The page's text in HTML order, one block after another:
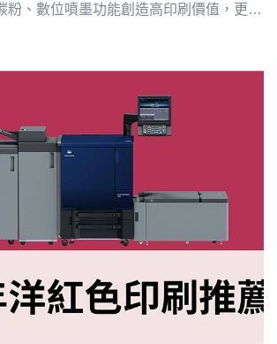
粉、數位噴墨功能創造高印刷價值，更多